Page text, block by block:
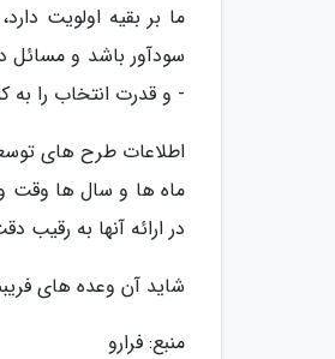
ما بر بقیه اولویت
- و قدرت انتخاب را
اطلاعات طرح های
ماه ها و سال ها وقت
در ارائه آنها به رقیب
شاید آن وعده های
منبع: فرارو